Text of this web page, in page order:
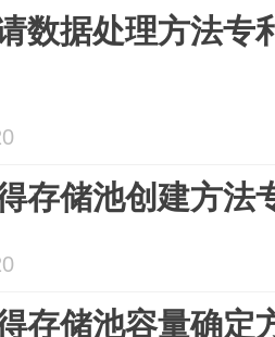
数据处理方法专
存储池创建方法
存储池容量确定